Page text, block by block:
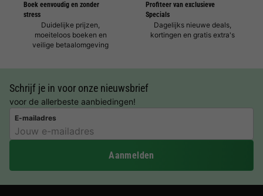
Boek eenvoudig en zonder
stress
Duidelijke prijzen,
moeiteloos boeken en
veilige betaalomgeving
Profiteer van exclusieve
Specials
Dagelijks nieuwe deals,
kortingen en gratis extra's
Schrijf je in voor onze nieuwsbrief
voor de allerbeste aanbiedingen!
E-mailadres
Aanmelden